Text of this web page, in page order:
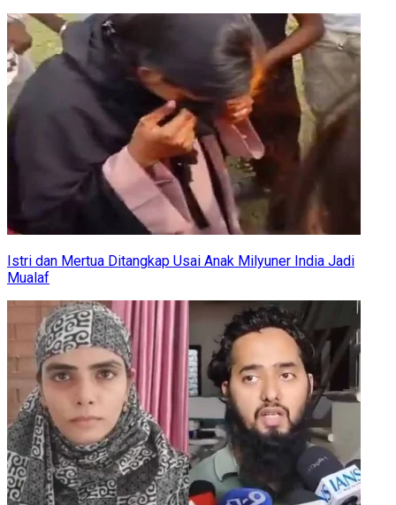
Istri dan Mertua Ditangkap Usai Anak Milyuner India Jadi
Mualaf